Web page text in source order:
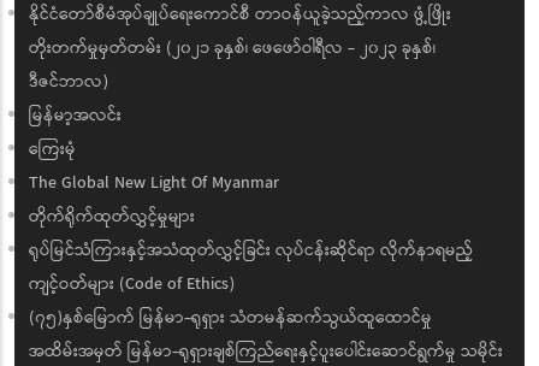
နိုင်ငံတော်စီမံအုပ်ချုပ်ရေးကောင်စီ တာဝန်ယူခဲ့သည့်ကာလ ဖွံ့ဖြိုး
တိုးတက်မှုမှတ်တမ်း (၂၀၂၁ ခုနှစ်၊ ဖေဖော်ဝါရီလ - ၂၀၂၃ ခုနှစ်၊
ဒီဇင်ဘာလ)
မြန်မာ့အလင်း
ကြေးမုံ
The Global New Light Of Myanmar
တိုက်ရိုက်ထုတ်လွှင့်မှုများ
ရုပ်မြင်သံကြားနှင့်အသံထုတ်လွှင့်ခြင်း လုပ်ငန်းဆိုင်ရာ လိုက်နာရမည့်
ကျင့်ဝတ်များ (Code of Ethics)
(၇၅)နှစ်မြောက် မြန်မာ-ရုရှား သံတမန်ဆက်သွယ်ထူထောင်မှု
အထိမ်းအမှတ် မြန်မာ-ရုရှားချစ်ကြည်ရေးနှင့်ပူးပေါင်းဆောင်ရွက်မှု သမိုင်း